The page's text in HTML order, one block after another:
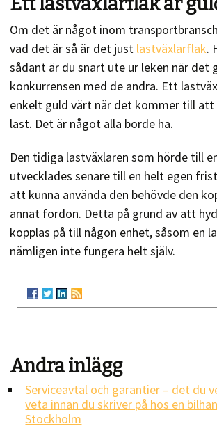
Om det är något inom
vad det är så är det just lastväxlarflak.
sådant är du snart ute ur leken när det
konkurrensen med de andra. Ett
enkelt guld värt när det kommer till att
last. Det är något alla borde ha.
Den tidiga lastväxlaren som hörde till
utvecklades senare till en helt egen
att kunna använda den behövde den
annat fordon. Detta på grund av att
kopplas på till någon enhet, såsom en
nämligen inte fungera helt själv.
Andra inlägg
Serviceavtal och garantier – det du
veta innan du skriver på hos en
Stockholm